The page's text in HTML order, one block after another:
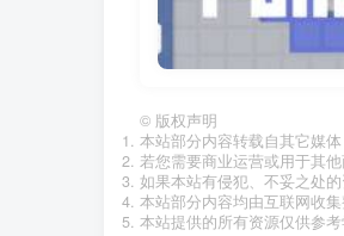
© 版权声明
本站部分内容转载自其它媒
若您需要商业运营或用于其
如果本站有侵犯、不妥之处
本站部分内容均由互联网收
本站提供的所有资源仅供参